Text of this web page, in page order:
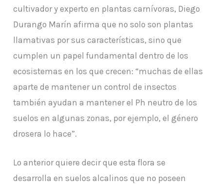
cultivador y experto en plantas carnívoras, Diego
Durango Marín afirma que no solo son plantas
llamativas por sus características, sino que
cumplen un papel fundamental dentro de los
ecosistemas en los que crecen: “muchas de ellas
aparte de mantener un control de insectos
también ayudan a mantener el Ph neutro de los
suelos en algunas zonas, por ejemplo, el género
drosera lo hace”.
Lo anterior quiere decir que esta flora se
desarrolla en suelos alcalinos que no poseen